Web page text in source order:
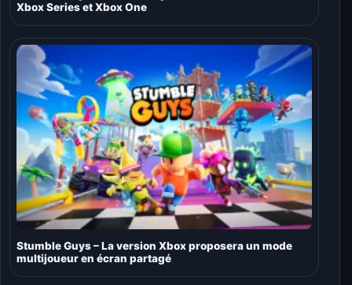
Xbox Series et Xbox One
Stumble Guys – La version Xbox proposera un mode
multijoueur en écran partagé